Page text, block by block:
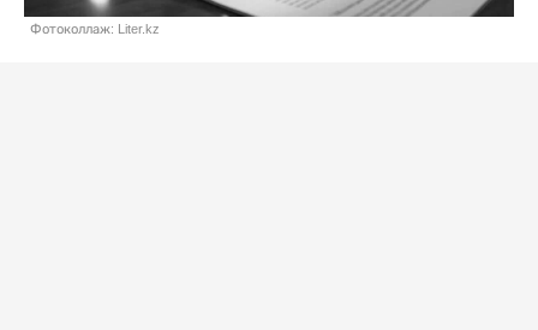
Фотоколлаж: Liter.kz